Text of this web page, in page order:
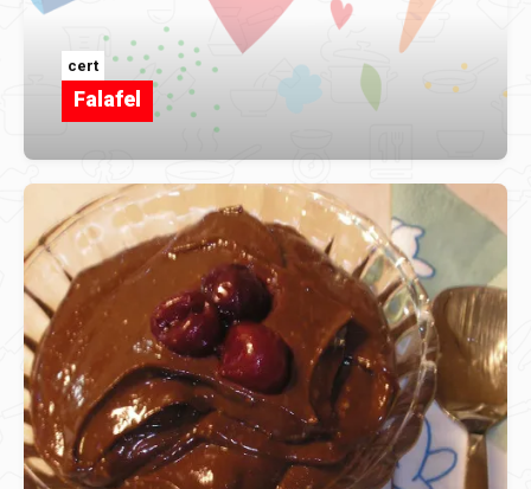
cert
Falafel